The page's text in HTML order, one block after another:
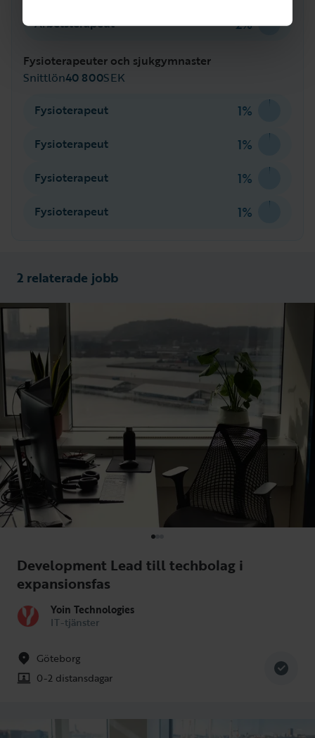
Arbetsterapeut 2%
Fysioterapeuter och sjukgymnaster
Snittlön40 800SEK
Fysioterapeut
1%
Fysioterapeut 1%
Fysioterapeut 1%
Fysioterapeut 1%
2 relaterade jobb
Development Lead till techbolag i
expansionsfas
Yoin Technologies
IT-tjänster
Göteborg
0-2 distansdagar